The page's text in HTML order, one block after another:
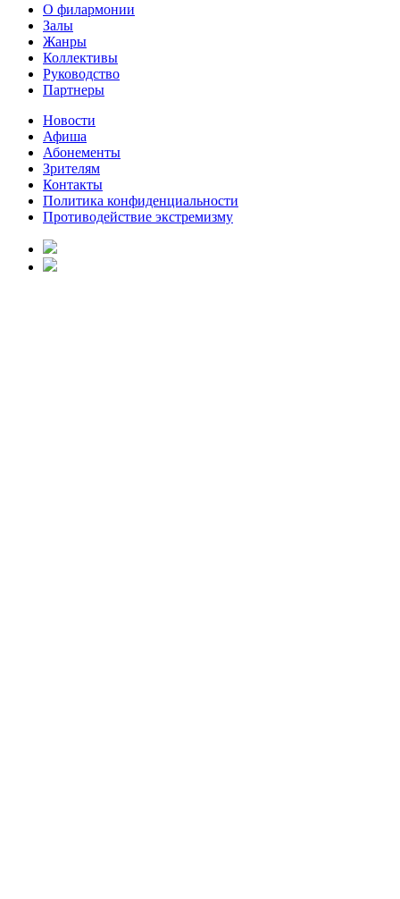
О филармонии
Залы
Жанры
Коллективы
Руководство
Партнеры
Новости
Афиша
Абонементы
Зрителям
Контакты
Политика конфиденциальности
Противодействие экстремизму